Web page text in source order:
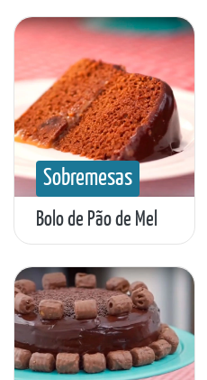
Sobremesas
Bolo de Pão de Mel